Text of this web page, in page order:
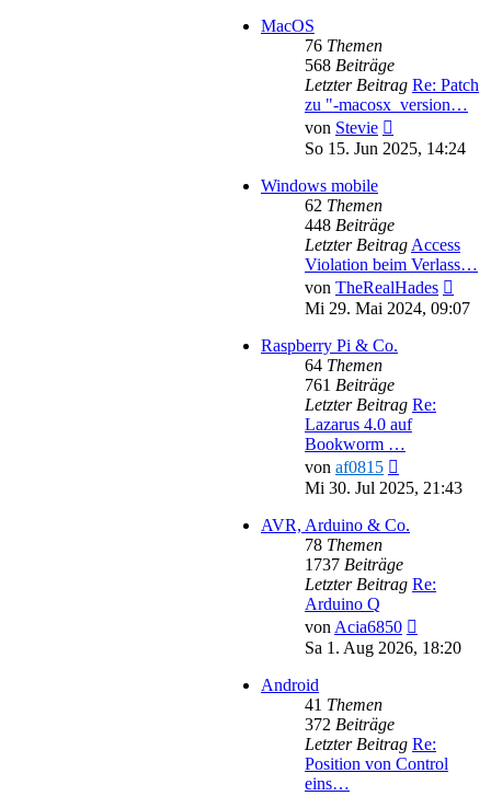
MacOS
76 Themen
568 Beiträge
Letzter Beitrag Re: Patch
zu "-macosx_version…
von Stevie
Beitrag
So 15. Jun 2025, 14:24
Windows mobile
62 Themen
448 Beiträge
Letzter BeitragAccess
Violation beim Verlass…
von TheRealHades
Mi 29. Mai 2024, 09:07
Raspberry Pi & Co.
64 Themen
761 Beiträge
Letzter Beitrag Re:
Lazarus 4.0 auf
Bookworm …
von af0815
Beitrag
Mi 30. Jul 2025, 21:43
AVR, Arduino & Co.
78 Themen
1737 Beiträge
Letzter Beitrag Re:
Arduino Q
vonAcia6850
Beitrag
Sa 1. Aug 2026, 18:20
Android
41 Themen
372 Beiträge
Letzter Beitrag Re:
Position von Control
eins…